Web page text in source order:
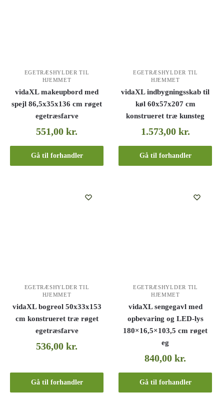
EGETRÆSHYLDER TIL
HJEMMET
vidaXL makeupbord med
spejl 86,5x35x136 cm røget
egetræsfarve
551,00kr.
Gå til forhandler
EGETRÆSHYLDER TIL
HJEMMET
vidaXL indbygningsskab til
køl 60x57x207 cm
konstrueret træ kunsteg
1.573,00 kr.
Gå til forhandler
EGETRÆSHYLDER TIL
HJEMMET
vidaXL bogreol 50x33x153
cm konstrueret træ røget
egetræsfarve
536,00kr.
Gå til forhandler
EGETRÆSHYLDER TIL
HJEMMET
vidaXL sengegavl med
opbevaring og LED-lys
180×16,5×103,5 cm røget
eg
840,00kr.
Gå til forhandler